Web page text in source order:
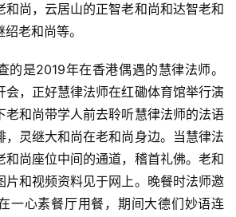
和尚，云居山的正智老和尚和达智老和
老和尚等。
的是2019年在香港偶遇的慧律法师。
会，正好慧律法师在红磡体育馆举行演
老和尚带学人前去聆听慧律法师的法语
，灵继大和尚在老和尚身边。当慧律法
和尚座位中间的通道，稽首礼佛。老和
片和视频资料见于网上。晚餐时法师邀
一心素餐厅用餐，期间大德们妙语连